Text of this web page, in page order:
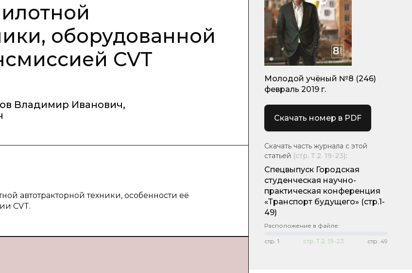
оборудованной
CVT
Владимир Иванович,
автотракторной техники, особенности её
CVT.
Молодой учёный №8 (246)
февраль 2019 г.
Скачать номер в PDF
Скачать часть журнала с этой
статьей (стр. Т.2. 19-23):
Спецвыпуск Городская
студенческая научно-
практическая конференция
«Транспорт будущего» (стр.1-
49)
Расположение в файле:
стр. 1 стр. Т.2. 19-23 стр. 49